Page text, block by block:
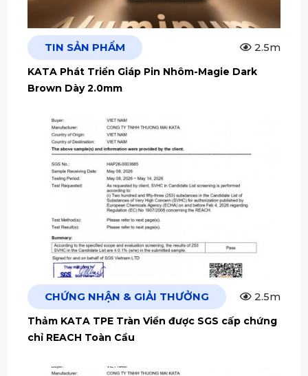
TIN SẢN PHẨM 2.5m
KATA Phát Triển Giáp Pin Nhôm-Magie Dark
Brown Dày 2.0mm
CHỨNG NHẬN & GIẢI THƯỞNG 2.5m
Thảm KATA TPE Tràn Viền được SGS cấp chứng
chỉ REACH Toàn Cầu